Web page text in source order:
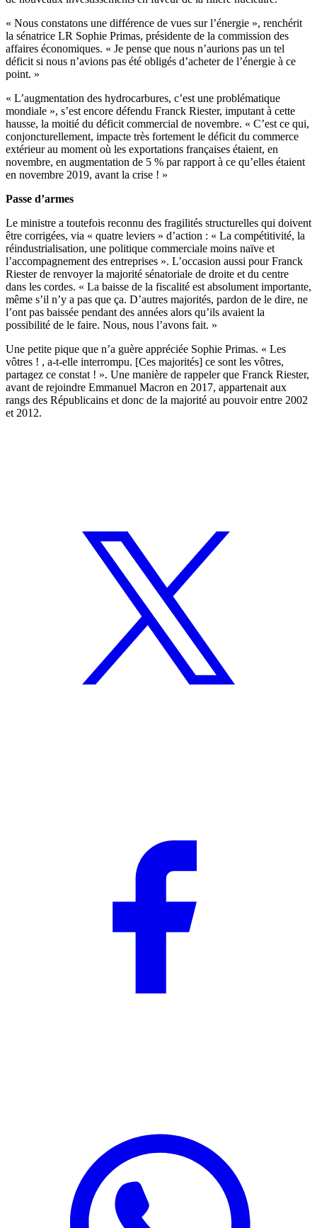
« Nous constatons une différence de vues sur l’énergie », renchérit
la sénatrice LR Sophie Primas, présidente de la commission des
affaires économiques. « Je pense que nous n’aurions pas un tel
déficit si nous n’avions pas été obligés d’acheter de l’énergie à ce
point. »
« L’augmentation des hydrocarbures, c’est une problématique
mondiale », s’est encore défendu Franck Riester, imputant à cette
hausse, la moitié du déficit commercial de novembre. « C’est ce qui,
conjoncturellement, impacte très fortement le déficit du commerce
extérieur au moment où les exportations françaises étaient, en
novembre, en augmentation de 5 % par rapport à ce qu’elles étaient
en novembre 2019, avant la crise ! »
Passe d’armes
Le ministre a toutefois reconnu des fragilités structurelles qui doivent
être corrigées, via « quatre leviers » d’action : « La compétitivité, la
réindustrialisation, une politique commerciale moins naïve et
l’accompagnement des entreprises ». L’occasion aussi pour Franck
Riester de renvoyer la majorité sénatoriale de droite et du centre
dans les cordes. « La baisse de la fiscalité est absolument importante,
même s’il n’y a pas que ça. D’autres majorités, pardon de le dire, ne
l’ont pas baissée pendant des années alors qu’ils avaient la
possibilité de le faire. Nous, nous l’avons fait. »
Une petite pique que n’a guère appréciée Sophie Primas. « Les
vôtres ! , a-t-elle interrompu. [Ces majorités] ce sont les vôtres,
partagez ce constat ! ». Une manière de rappeler que Franck Riester,
avant de rejoindre Emmanuel Macron en 2017, appartenait aux
rangs des Républicains et donc de la majorité au pouvoir entre 2002
et 2012.